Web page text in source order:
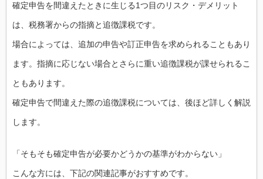
確定申告を間違えたときに生じる1つ目のリスク・デメリット
は、税務署からの指摘と追徴課税です。
場合によっては、追加の申告や訂正申告を求められることもあり
ます。指摘に応じない場合とさらに重い追徴課税が課せられるこ
ともあります。
確定申告で間違えた際の追徴課税については、後ほど詳しく解説
します。
「そもそも確定申告が必要かどうかの基準がわからない」
こんな方には、下記の関連記事がおすすめです。